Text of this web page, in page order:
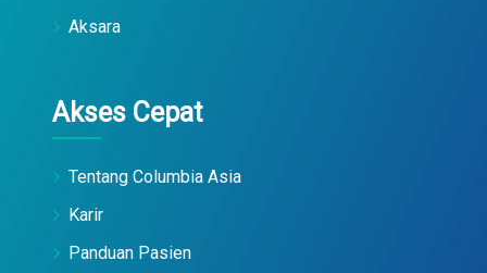
Aksara
Akses Cepat
Tentang Columbia Asia
Karir
Panduan Pasien